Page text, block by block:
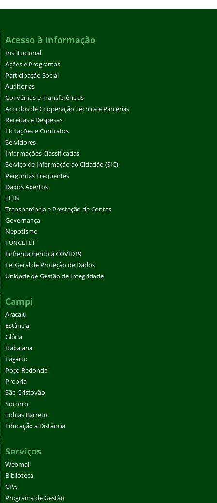
Acesso à Informação
Institucional
Ações e Programas
Participação Social
Auditorias
Convênios e Transferências
Acordos de Cooperação Técnica e Parcerias
Receitas e Despesas
Licitações e Contratos
Servidores
Informações Classificadas
Serviço de Informação ao Cidadão (SIC)
Perguntas Frequentes
Dados Abertos
TEDs
Transparência e Prestação de Contas
Governança
Nepotismo
FUNCEFET
Enfrentamento à COVID19
Lei Geral de Proteção de Dados
Unidade de Gestão de Integridade
Campi
Aracaju
Estância
Glória
Itabaiana
Lagarto
Poço Redondo
Propriá
São Cristóvão
Socorro
Tobias Barreto
Educação a Distância
Serviços
Webmail
Biblioteca
CPA
Programa de Gestão